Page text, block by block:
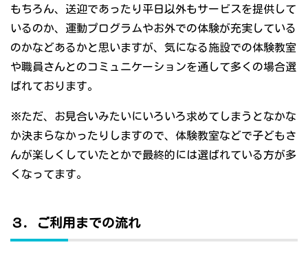
もちろん、送迎であったり平日以外もサービスを提供して
いるのか、運動プログラムやお外での体験が充実している
のかなどあるかと思いますが、気になる施設での体験教室
や職員さんとのコミュニケーションを通して多くの場合選
ばれております。
※ただ、お見合いみたいにいろいろ求めてしまうとなかな
か決まらなかったりしますので、体験教室などで子どもさ
んが楽しくしていたとかで最終的には選ばれている方が多
くなってます。
３．ご利用までの流れ